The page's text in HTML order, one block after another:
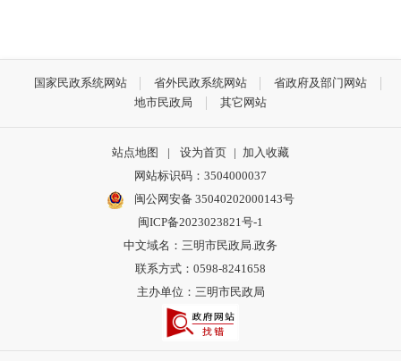
国家民政系统网站 省外民政系统网站
省政府及部门网站
地市民政局
其它网站
站点地图 | 设为首页 | 加入收藏
网站标识码：3504000037
闽公网安备 35040202000143号
闽ICP备2023023821号-1
中文域名：三明市民政局.政务
联系方式：0598-8241658
主办单位：三明市民政局